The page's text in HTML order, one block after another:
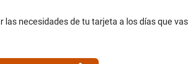
las necesidades de tu tarjeta a los días que vas